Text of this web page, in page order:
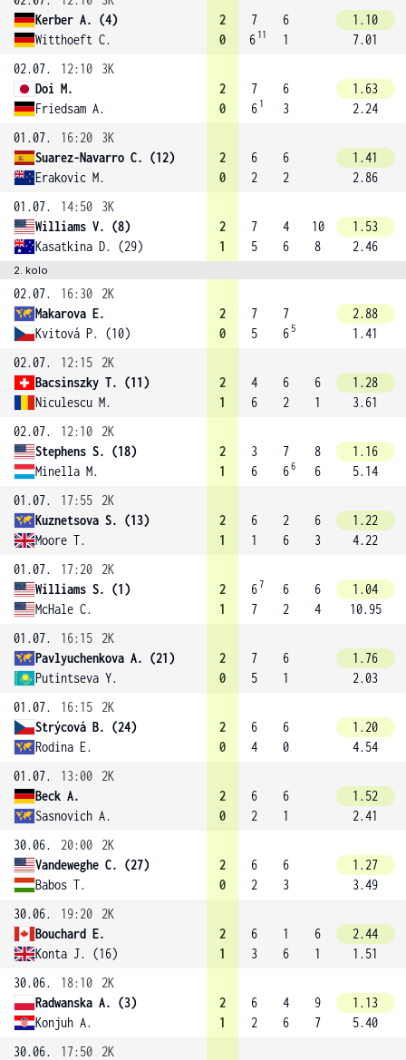
Kerber A. (4)
Witthoeft C.
2
0
7
6 11
6
1
1.10
7.01
02.07.
12:10
3K
Doi M.
Friedsam A.
2
0
7
6 1
6
3
1.63
2.24
01.07.
16:20
3K
Suarez-Navarro C. (12)
Erakovic M.
2
0
6
2
6
2
1.41
2.86
01.07.
14:50
3K
Williams V. (8)
Kasatkina D. (29)
2
1
7
5
4
6
10
8
1.53
2.46
2. kolo
02.07. 16:30
2K
Makarova E.
Kvitová P. (10)
2
0
7
5
7
6 5
2.88
1.41
02.07.
12:15
2K
Bacsinszky T. (11)
Niculescu M.
2
1
4
6
6
2
6
1
1.28
3.61
02.07.
12:10
2K
Stephens S. (18)
Minella M.
2
1
3
6
7
66
8
6
1.16
5.14
01.07.
17:55
2K
Kuznetsova S. (13)
Moore T.
2
1
6
1
2
6
6
3
1.22
4.22
01.07.
17:20
2K
Williams S. (1)
McHale C.
2
1
67
7
6
2
6
4
1.04
10.95
01.07.
16:15
2K
Pavlyuchenkova A. (21)
Putintseva Y.
2
0
7
5
6
1
1.76
2.03
01.07.
16:15
2K
Strýcová B. (24)
Rodina E.
2
0
6
4
6
0
1.20
4.54
01.07.
13:00
2K
Beck A.
Sasnovich A.
2
0
6
2
6
1
1.52
2.41
30.06.
20:00
2K
Vandeweghe C. (27)
Babos T.
2
0
6
2
6
3
1.27
3.49
30.06.
19:20
2K
Bouchard E.
Konta J. (16)
2
1
6
3
1
6
6
1
2.44
1.51
30.06.
18:10
2K
Radwanska A. (3)
Konjuh A.
2
1
6
2
4
6
9
7
1.13
5.40
30.06.
17:50
2K